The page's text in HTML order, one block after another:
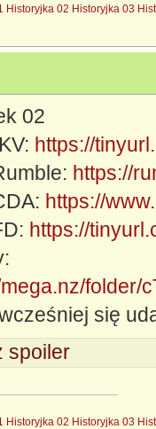
Historyjka 02 Historyjka 03
02
https://
https://
https://
https://
folder/
się
spoiler
Historyjka 02 Historyjka 03